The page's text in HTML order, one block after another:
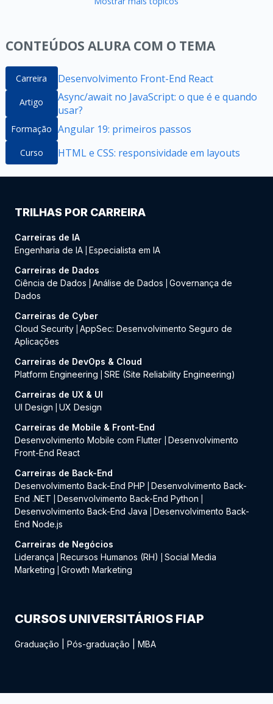
CONTEÚDOS ALURA COM O TEMA
Carreira Desenvolvimento Front-End React
Artigo
Async/await no JavaScript: o que é e quando
usar?
Formação Angular 19: primeiros passos
Curso HTML e CSS: responsividade em layouts
TRILHAS POR CARREIRA
Carreiras de IA
Engenharia de IA Especialista em IA
Carreiras de Dados
Ciência de Dados
Análise de Dados
Governança de
Dados
Carreiras de Cyber
Cloud Security AppSec: Desenvolvimento Seguro de
Aplicações
Carreiras de DevOps & Cloud
Platform Engineering
SRE (Site Reliability Engineering)
Carreiras de UX & UI
UI Design
UX Design
Carreiras de Mobile & Front-End
Desenvolvimento Mobile com Flutter
Desenvolvimento
Front-End React
Carreiras de Back-End
Desenvolvimento Back-End PHP
Desenvolvimento Back-
End .NET
Desenvolvimento Back-End Python
Desenvolvimento Back-End Java
Desenvolvimento Back-
End Node.js
Carreiras de Negócios
Liderança
Recursos Humanos (RH)
Social Media
Marketing
Growth Marketing
CURSOS UNIVERSITÁRIOS FIAP
Graduação Pós-graduação MBA